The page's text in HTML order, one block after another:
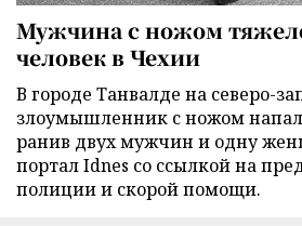
Мужчина с ножом
человек в Чехии
В городе Танвалде на северо-
злоумышленник с ножом
ранив двух мужчин и одну
портал Idnes со ссылкой на
полиции и скорой помощи.